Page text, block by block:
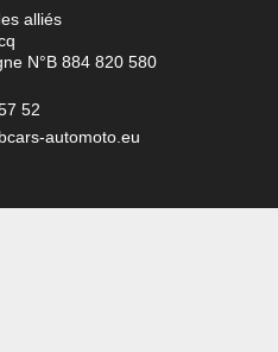
alliés
N°B 884 820 580
52
automoto.eu